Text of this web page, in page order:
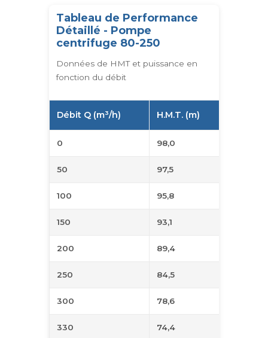
Tableau de Performance
Détaillé - Pompe
centrifuge 80-250
Données de HMT et puissance en
fonction du débit
Débit Q (m³/h) H.M.T. (m)
0 98,0
50 97,5
100 95,8
150 93,1
200 89,4
250 84,5
300 78,6
330 74,4